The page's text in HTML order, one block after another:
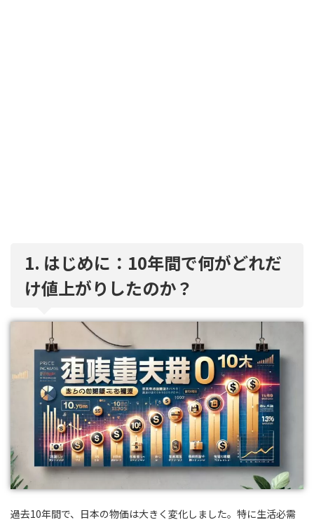
1. はじめに：10年間で何がどれだ
け値上がりしたのか？
過去10年間で、日本の物価は大きく変化しました。特に生活必需